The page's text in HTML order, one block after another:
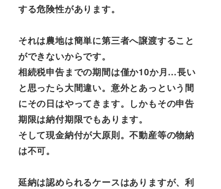
する危険性があります。
それは農地は簡単に第三者へ譲渡すること
ができないからです。
相続税申告までの期間は僅か10か月…長い
と思ったら大間違い。意外とあっという間
にその日はやってきます。しかもその申告
期限は納付期限でもあります。
そして現金納付が大原則。不動産等の物納
は不可。
延納は認められるケースはありますが、利